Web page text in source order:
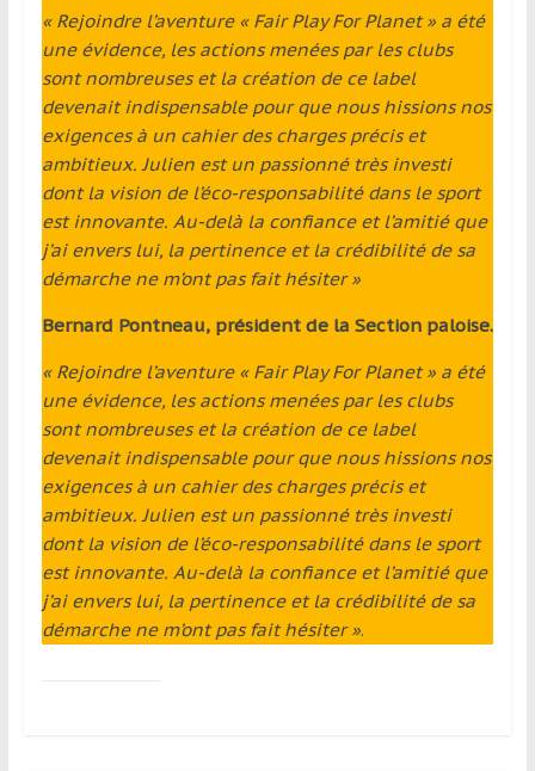
« Rejoindre l’aventure « Fair Play For Planet » a été
une évidence, les actions menées par les clubs
sont nombreuses et la création de ce label
devenait indispensable pour que nous hissions nos
exigences à un cahier des charges précis et
ambitieux. Julien est un passionné très investi
dont la vision de l’éco-responsabilité dans le sport
est innovante. Au-delà la confiance et l’amitié que
j’ai envers lui, la pertinence et la crédibilité de sa
démarche ne m’ont pas fait hésiter »
Bernard Pontneau, président de la Section paloise.
« Rejoindre l’aventure « Fair Play For Planet » a été
une évidence, les actions menées par les clubs
sont nombreuses et la création de ce label
devenait indispensable pour que nous hissions nos
exigences à un cahier des charges précis et
ambitieux. Julien est un passionné très investi
dont la vision de l’éco-responsabilité dans le sport
est innovante. Au-delà la confiance et l’amitié que
j’ai envers lui, la pertinence et la crédibilité de sa
démarche ne m’ont pas fait hésiter ».